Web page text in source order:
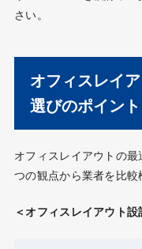
さい。
オフィスレイ
選びのポイント
オフィスレイアウトの
つの観点から業者を比較
＜オフィスレイアウト